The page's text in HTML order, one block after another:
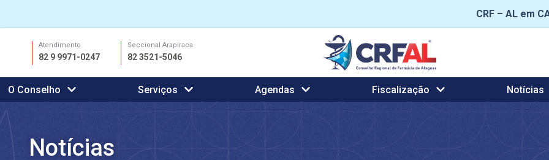
CRF – AL em
conteúdo
Atendimento
82 9 9971-0247
Seccional Arapiraca
82 3521-5046
O Conselho Serviços Agendas Fiscalização Notícias
Notícias